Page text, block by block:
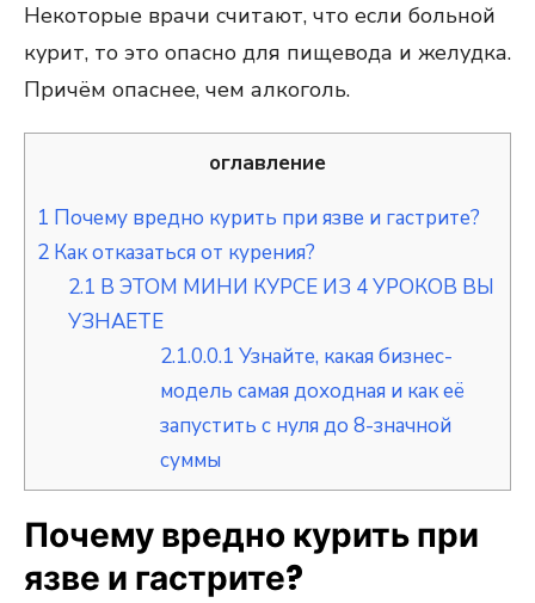
Некоторые врачи считают, что если больной
курит, то это опасно для пищевода и желудка.
Причём опаснее, чем алкоголь.
оглавление
1 Почему вредно курить при язве и гастрите?
2 Как отказаться от курения?
2.1 В ЭТОМ МИНИ КУРСЕ ИЗ 4 УРОКОВ ВЫ
УЗНАЕТЕ
2.1.0.0.1 Узнайте, какая бизнес-
модель самая доходная и как её
запустить с нуля до 8-значной
суммы
Почему вредно курить при
язве и гастрите?